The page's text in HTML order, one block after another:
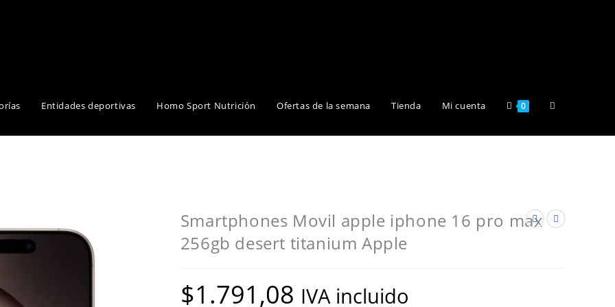
Entidades deportivas Homo Sport Nutrición Ofertas de la semana Tienda Mi cuenta 0 Alternar
Smartphones Movil apple iphone 16 pro max
256gb desert titanium Apple
$1.791,08 IVA incluido